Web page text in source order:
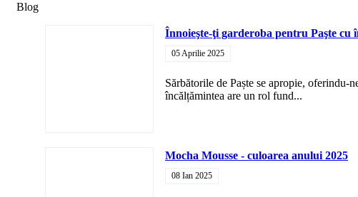
Blog
Înnoieşte-ţi garderoba pentru Paşte cu
05 Aprilie 2025
Sărbătorile de Paște se apropie, oferindu-
încălțămintea are un rol fund...
Mocha Mousse - culoarea anului 2025
08 Ian 2025